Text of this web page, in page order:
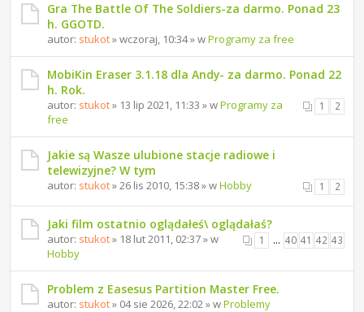
Gra The Battle Of The Soldiers-za darmo. Ponad 23
h. GGOTD.
autor: stukot» wczoraj, 10:34 » wProgramy za free
MobiKin Eraser 3.1.18 dla Andy- za darmo. Ponad 22
h. Rok.
1 2
autor: stukot» 13 lip 2021, 11:33 » wProgramy za
free
Jakie są Wasze ulubione stacje radiowe i
telewizyjne? W tym
1 2
autor: stukot» 26 lis 2010, 15:38 » wHobby
Jaki film ostatnio oglądałeś\ oglądałaś?
1 … 40 41 42 43
autor: stukot» 18 lut 2011, 02:37 » w
Hobby
Problem z Easesus Partition Master Free.
autor: stukot» 04 sie 2026, 22:02 » wProblemy